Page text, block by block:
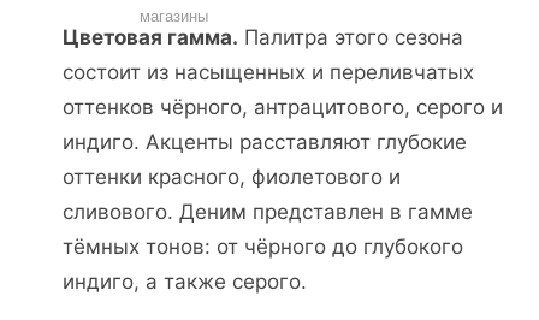
магазины
Цветовая гамма. Палитра этого сезона
состоит из насыщенных и переливчатых
оттенков чёрного, антрацитового, серого и
индиго. Акценты расставляют глубокие
оттенки красного, фиолетового и
сливового. Деним представлен в гамме
тёмных тонов: от чёрного до глубокого
индиго, а также серого.